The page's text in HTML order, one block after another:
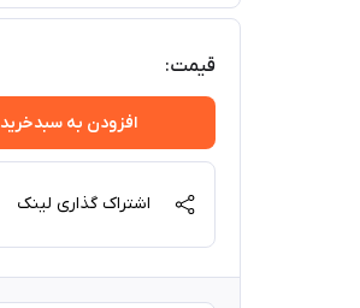
قیمت:
افزودن به سبدخرید
اشتراک گذاری لینک